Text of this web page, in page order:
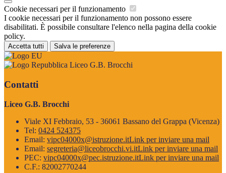
Cookie necessari per il funzionamento
I cookie necessari per il funzionamento non possono essere
disabilitati. È possibile consultare l'elenco nella pagina della cookie
policy.
Accetta tutti Salva le preferenze
Liceo G.B. Brocchi
Contatti
Liceo G.B. Brocchi
Viale XI Febbraio, 53 - 36061 Bassano del Grappa (Vicenza)
Tel: 0424 524375
Email: vipc04000x@istruzione.itLink per inviare una mail
Email: segreteria@liceobrocchi.vi.itLink per inviare una mail
PEC: vipc04000x@pec.istruzione.itLink per inviare una mail
C.F.: 82002770244